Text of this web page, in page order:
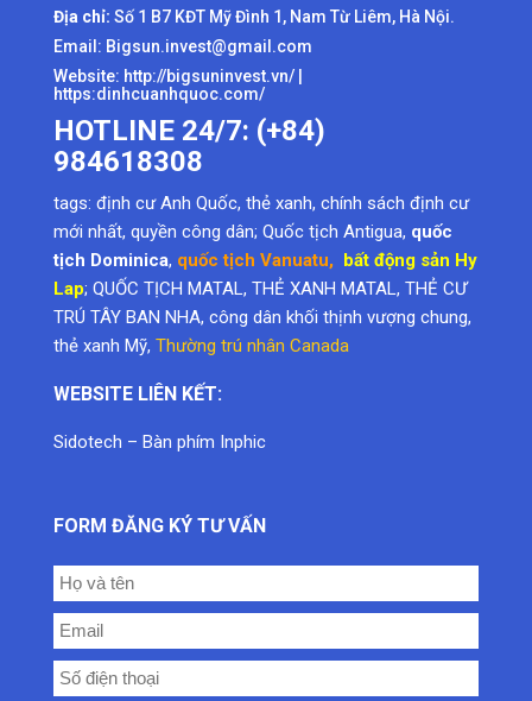
Địa chỉ: Số 1 B7 KĐT Mỹ Đình 1, Nam Từ Liêm, Hà Nội.
Email: Bigsun.invest@gmail.com
Website: http://bigsuninvest.vn/
https:dinhcuanhquoc.com/
HOTLINE 24/7: (+84)
984618308
tags: định cư Anh Quốc, thẻ xanh, chính sách định cư
mới nhất, quyền công dân; Quốc tịch Antigua, quốc
tịch Dominica, quốc tịch Vanuatu, bất động sản Hy
Lap; QUỐC TỊCH MATAL, THẺ XANH MATAL, THẺ CƯ
TRÚ TÂY BAN NHA, công dân khối thịnh vượng chung,
thẻ xanh Mỹ, Thường trú nhân Canada
WEBSITE LIÊN KẾT:
Sidotech – Bàn phím Inphic
FORM ĐĂNG KÝ TƯ VẤN